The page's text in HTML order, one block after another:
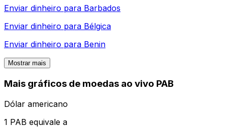
Enviar dinheiro para Barbados
Enviar dinheiro para Bélgica
Enviar dinheiro para Benin
Mostrar mais
Mais gráficos de moedas ao vivo PAB
Dólar americano
1 PAB equivale a